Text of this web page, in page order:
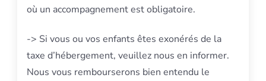
où un accompagnement est obligatoire.
-> Si vous ou vos enfants êtes exonérés de la
taxe d’hébergement, veuillez nous en informer.
Nous vous rembourserons bien entendu le